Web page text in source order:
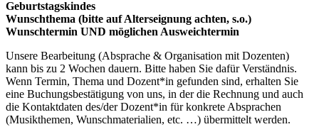
Geburtstagskindes
Wunschthema (bitte auf Alterseignung achten, s.o.)
Wunschtermin UND möglichen Ausweichtermin
Unsere Bearbeitung (Absprache & Organisation mit Dozenten)
kann bis zu 2 Wochen dauern. Bitte haben Sie dafür Verständnis.
Wenn Termin, Thema und Dozent*in gefunden sind, erhalten Sie
eine Buchungsbestätigung von uns, in der die Rechnung und auch
die Kontaktdaten des/der Dozent*in für konkrete Absprachen
(Musikthemen, Wunschmaterialien, etc. …) übermittelt werden.